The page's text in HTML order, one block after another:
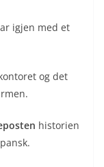
igjen med et
og det
historien